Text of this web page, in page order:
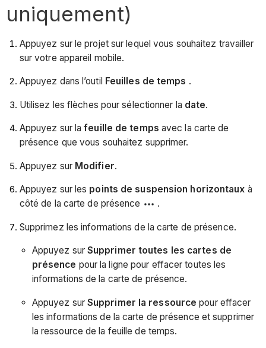
uniquement)
Appuyez sur le projet sur lequel vous souhaitez travailler
sur votre appareil mobile.
Appuyez dans l’outil Feuilles de temps .
Utilisez les flèches pour sélectionner la date.
Appuyez sur lafeuille de temps avec la carte de
présence que vous souhaitez supprimer.
Appuyez sur Modifier.
Appuyez sur les points de suspension horizontaux à
côté de la carte de présence
.
Supprimez les informations de la carte de présence.
Appuyez surSupprimer toutes les cartes de
présence pour la ligne pour effacer toutes les
informations de la carte de présence.
Appuyez sur Supprimer la ressourcepour effacer
les informations de la carte de présence et supprimer
la ressource de la feuille de temps.